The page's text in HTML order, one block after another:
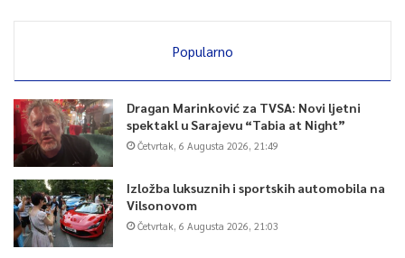
Popularno
Dragan Marinković za TVSA: Novi ljetni
spektakl u Sarajevu “Tabia at Night”
Četvrtak, 6 Augusta 2026, 21:49
Izložba luksuznih i sportskih automobila na
Vilsonovom
Četvrtak, 6 Augusta 2026, 21:03